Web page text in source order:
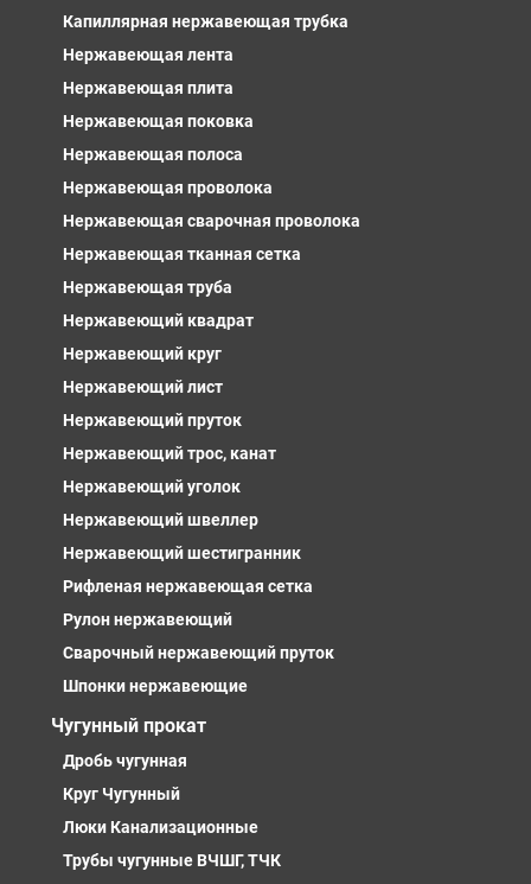
Капиллярная нержавеющая трубка
Нержавеющая лента
Нержавеющая плита
Нержавеющая поковка
Нержавеющая полоса
Нержавеющая проволока
Нержавеющая сварочная проволока
Нержавеющая тканная сетка
Нержавеющая труба
Нержавеющий квадрат
Нержавеющий круг
Нержавеющий лист
Нержавеющий пруток
Нержавеющий трос, канат
Нержавеющий уголок
Нержавеющий швеллер
Нержавеющий шестигранник
Рифленая нержавеющая сетка
Рулон нержавеющий
Сварочный нержавеющий пруток
Шпонки нержавеющие
Чугунный прокат
Дробь чугунная
Круг Чугунный
Люки Канализационные
Трубы чугунные ВЧШГ, ТЧК